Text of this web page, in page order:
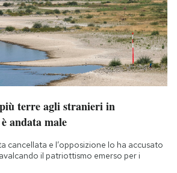
terre agli stranieri in
andata male
cancellata e l’opposizione lo ha accusato
il patriottismo emerso per i